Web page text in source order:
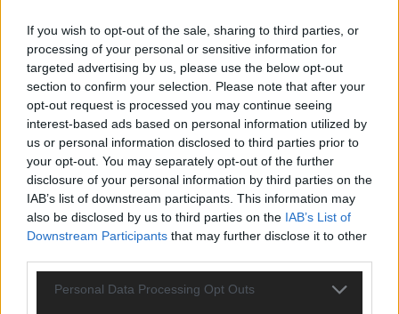
If you wish to opt-out of the sale, sharing to third parties, or
processing of your personal or sensitive information for
targeted advertising by us, please use the below opt-out
section to confirm your selection. Please note that after your
opt-out request is processed you may continue seeing
interest-based ads based on personal information utilized by
us or personal information disclosed to third parties prior to
your opt-out. You may separately opt-out of the further
disclosure of your personal information by third parties on the
IAB’s list of downstream participants. This information may
also be disclosed by us to third parties on the IAB’s List of
Downstream Participants that may further disclose it to other
Personal Data Processing Opt Outs
unser Kommentar zum ESC 2026
Mai 2026
KOMMENTAR
ESC-Finale morgen: Finnland Favorit, Australien
aufgestiegen – alle 25 Acts im Kurzcheck
Mai 2026
JJ hat den Abend gerettet – der Rest des ESC-Halbfinales
war solide, aber kein Feuerwerk
Mai 2026